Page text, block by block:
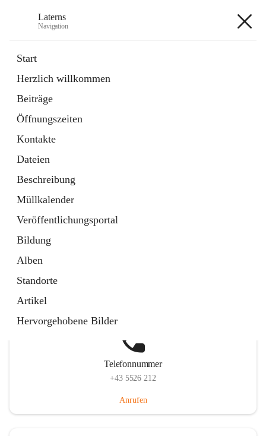
Laterns
Navigation
Start
Herzlich willkommen
Beiträge
Öffnungszeiten
Kontakte
Dateien
Beschreibung
Müllkalender
Veröffentlichungsportal
Bildung
Alben
Standorte
Artikel
Hervorgehobene Bilder
11 Schnellzugriffe
Soziales
1 Schnellzugriff
Telefonnummer
+43 5526 212
Anrufen